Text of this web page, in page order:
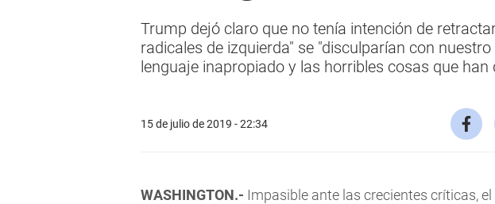
Trump dejó claro que no tenía intención de
radicales de izquierda" se "disculparían con
lenguaje inapropiado y las horribles cosas que han
15 de julio de 2019 - 22:34
WASHINGTON.- Impasible ante las crecientes críticas,